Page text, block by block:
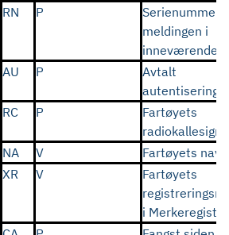
RN P
Serienummer
meldingen i
inneværende
AU P
Avtalt
RC P
Fartøyets
NA V
Fartøyets navn
XR V
Fartøyets
i